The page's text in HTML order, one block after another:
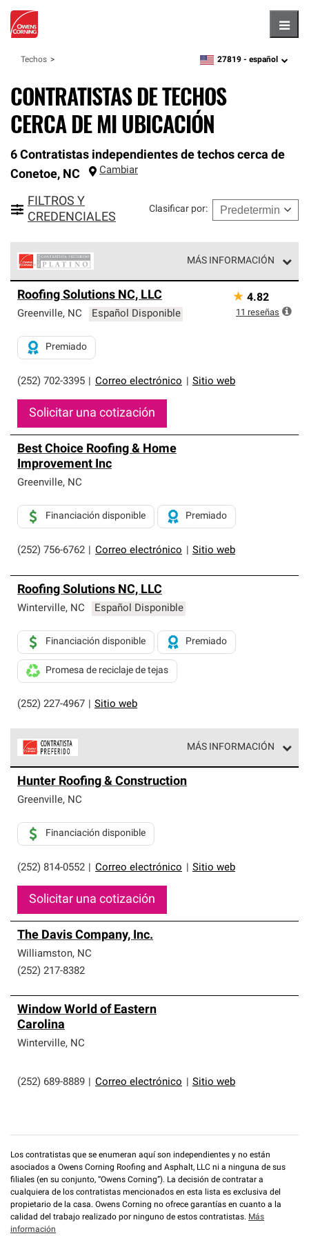
Techos zipcode, language
27819 - español
CONTRATISTAS DE TECHOS
CERCA DE MI UBICACIÓN
6 Contratistas independientes de techos cerca de
Conetoe, NC Cambiar
FILTROS Y
CREDENCIALES
Clasificar por:
MÁS INFORMACIÓN
Corning constituyen el nivel superior de nuestra red
exclusiva y cumplen con estándares estrictos de
Solo ellos pueden ofrecer nuestra mejor garantía de
sistemas de techos.
Roofing Solutions NC, LLC
Greenville, NC Español Disponible
(252) 702-3395 Correo electrónico Sitio web
Premiado
Solicitar una cotización
★ 4.82
11 reseñas
Best Choice Roofing & Home
Improvement Inc
Greenville, NC
(252) 756-6762 Correo electrónico Sitio web
Financiación disponible Premiado
Roofing Solutions NC, LLC
Winterville, NC Español Disponible
(252) 227-4967 Sitio web
Financiación disponible Premiado
Promesa de reciclaje de tejas
MÁS INFORMACIÓN
parte de una red exclusiva de profesionales de techos
que cumplen con altos estándares y requisitos estrictos
Hunter Roofing & Construction
Greenville, NC
(252) 814-0552 Correo electrónico Sitio web
Financiación disponible
Solicitar una cotización
The Davis Company, Inc.
Williamston, NC
(252) 217-8382
Window World of Eastern
Carolina
Winterville, NC
(252) 689-8889 Correo electrónico Sitio web
Los contratistas que se enumeran aquí son independientes y no están
asociados a Owens Corning Roofing and Asphalt, LLC ni a ninguna de sus
filiales (en su conjunto, “Owens Corning”). La decisión de contratar a
cualquiera de los contratistas mencionados en esta lista es exclusiva del
propietario de la casa. Owens Corning no ofrece garantías en cuanto a la
calidad del trabajo realizado por ninguno de estos contratistas. Más
información